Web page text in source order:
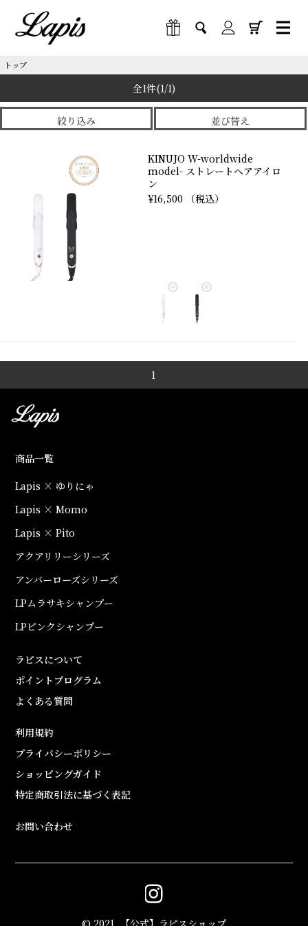
トップ
全1件(1/1)
絞り込み 並び替え
KINUJO W-worldwide
model- ストレートヘアアイロ
ン
¥16,500 （税込）
1
商品一覧
Lapis × ゆりにゃ
Lapis × Momo
Lapis × Pito
アクアリリーシリーズ
アンバーローズシリーズ
LPムラサキシャンプー
LPピンクシャンプー
ラピスについて
ポイントプログラム
よくある質問
利用規約
プライバシーポリシー
ショッピングガイド
特定商取引法に基づく表記
お問い合わせ
© 2021, 【公式】ラピスショップ